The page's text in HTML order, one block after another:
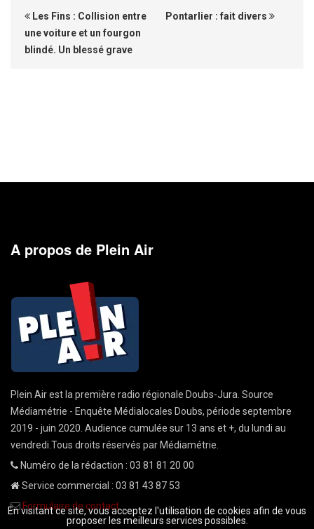
Les Fins : Collision entre
une voiture et un fourgon
blindé. Un blessé grave
Pontarlier : fait divers
A propos de Plein Air
Plein Air est la première radio régionale Doubs-Jura. Source
Médiamétrie - Enquête Médialocales Doubs, période septembre
2019 - juin 2020. Audience cumulée sur 13 ans et +, du lundi au
vendredi.Tous droits réservés par Médiamétrie.
Numéro de la rédaction : 03 81 81 20 00
Service commercial : 03 81 43 87 53
Formulaire de contact
En visitant ce site, vous acceptez l'utilisation de cookies afin de vous
proposer les meilleurs services possibles.